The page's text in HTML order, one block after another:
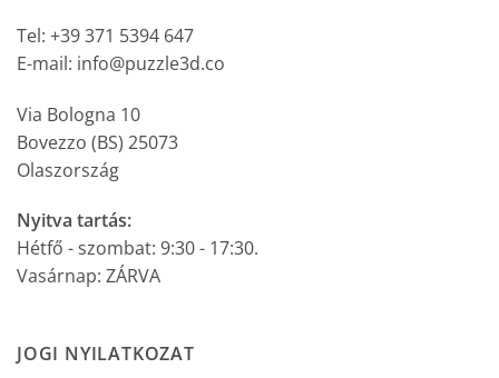
Tel: +39 371 5394 647
E-mail: info@puzzle3d.co
Via Bologna 10
Bovezzo (BS) 25073
Olaszország
Nyitva tartás:
Hétfő - szombat: 9:30 - 17:30.
Vasárnap: ZÁRVA
JOGI NYILATKOZAT